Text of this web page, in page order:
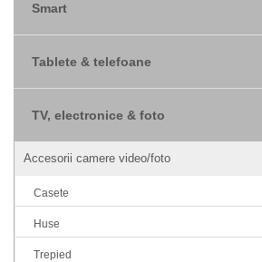
Smart
Tablete & telefoane
TV, electronice & foto
Accesorii camere video/foto
Casete
Huse
Trepied